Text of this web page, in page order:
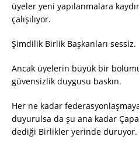
üyeler yeni yapılanmalara
çalışılıyor.
Şimdilik Birlik Başkanları sessiz.
Ancak üyelerin büyük bir
güvensizlik duygusu baskın.
Her ne kadar
duyurulsa da şu ana kadar Çapan
dediği Birlikler yerinde duruyor.